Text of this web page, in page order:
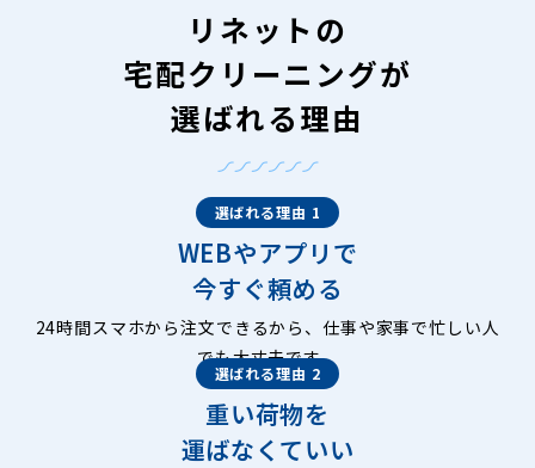
リネットの
宅配クリーニングが
選ばれる理由
選ばれる理由 1
WEBやアプリで
今すぐ頼める
24時間スマホから注文できるから、仕事や家事で忙しい人
でも大丈夫です。
選ばれる理由 2
重い荷物を
運ばなくていい